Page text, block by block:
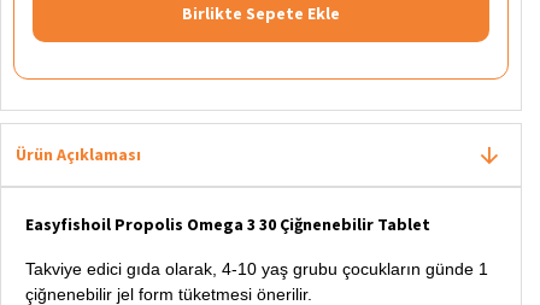
Birlikte Sepete Ekle
Ürün Açıklaması
Easyfishoil Propolis Omega 3 30 Çiğnenebilir Tablet
Takviye edici gıda olarak, 4-10 yaş grubu çocukların günde 1
çiğnenebilir jel form tüketmesi önerilir.